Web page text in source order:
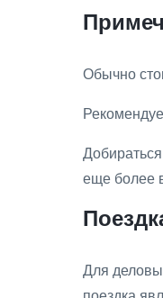
Обычно
еще более
Для